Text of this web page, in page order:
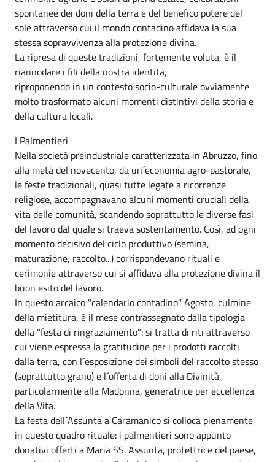
spontanee dei doni della terra e del benefico potere del
sole attraverso cui il mondo contadino affidava la sua
stessa sopravvivenza alla protezione divina.
La ripresa di queste tradizioni, fortemente voluta, è il
riannodare i fili della nostra identità,
riproponendo in un contesto socio-culturale ovviamente
molto trasformato alcuni momenti distintivi della storia e
della cultura locali.
I Palmentieri
Nella società preindustriale caratterizzata in Abruzzo, fino
alla metà del novecento, da un´economia agro-pastorale,
le feste tradizionali, quasi tutte legate a ricorrenze
religiose, accompagnavano alcuni momenti cruciali della
vita delle comunità, scandendo soprattutto le diverse fasi
del lavoro dal quale si traeva sostentamento. Così, ad ogni
momento decisivo del ciclo produttivo (semina,
maturazione, raccolto...) corrispondevano rituali e
cerimonie attraverso cui si affidava alla protezione divina il
buon esito del lavoro.
In questo arcaico "calendario contadino" Agosto, culmine
della mietitura, è il mese contrassegnato dalla tipologia
della "festa di ringraziamento": si tratta di riti attraverso
cui viene espressa la gratitudine per i prodotti raccolti
dalla terra, con l´esposizione dei simboli del raccolto stesso
(soprattutto grano) e l´offerta di doni alla Divinità,
particolarmente alla Madonna, generatrice per eccellenza
della Vita.
La festa dell´Assunta a Caramanico si colloca pienamente
in questo quadro rituale: i palmentieri sono appunto
donativi offerti a Maria SS. Assunta, protettrice del paese,